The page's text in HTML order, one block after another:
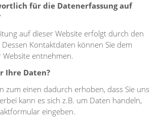
für die Datenerfassung auf
auf dieser Website erfolgt durch den
Kontaktdaten können Sie dem
entnehmen.
Ihre Daten?
zum einen dadurch erhoben, dass Sie uns
kann es sich z.B. um Daten handeln,
eingeben.